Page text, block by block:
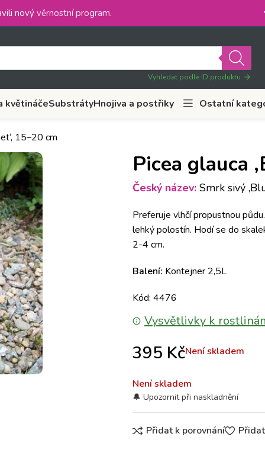
nový věrnostní program.
Vyhledat podle ID produktu
květináčeSubstrátyHnojiva a postřiky Ostatní
15–20 cm
Picea glauca
Český název:Smrk sivý
Preferuje vlhčí propustnou
lehký polostín. Hodí se do
2-4 cm.
Balení: Kontejner 2,5L
Kód: 4476
Vysvětlivky k
395 KčNení skladem
Není skladem
Přidat k porovnání